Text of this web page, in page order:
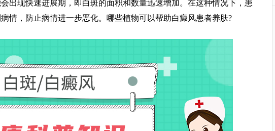
出现快速进展期，即白斑的面积和数量迅速增加。在这种情况下，患
情，防止病情进一步恶化。哪些植物可以帮助白癜风患者养肤?